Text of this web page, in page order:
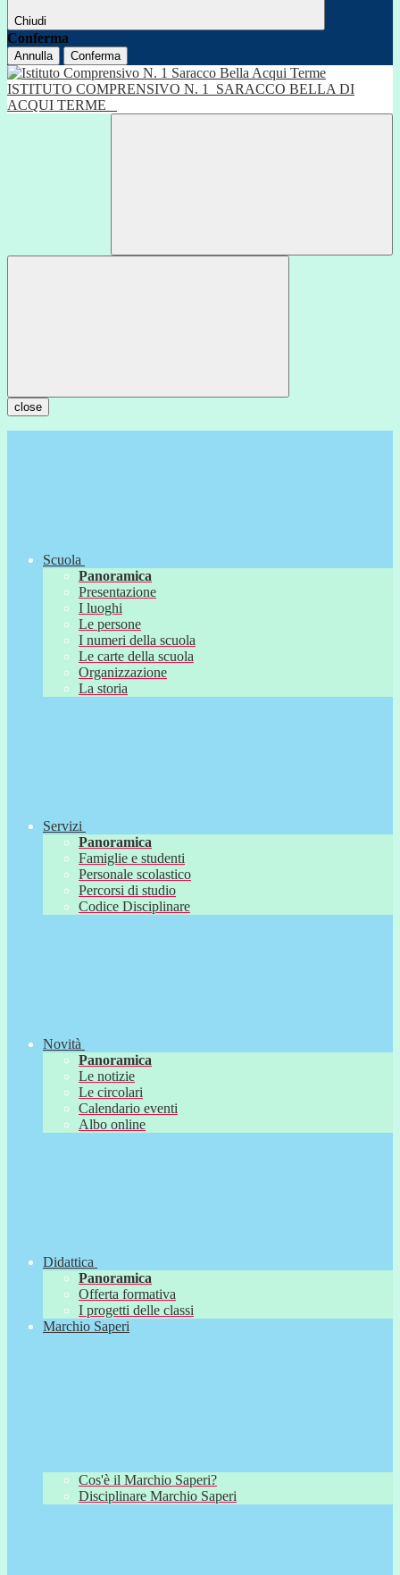
Chiudi
Conferma
Annulla Conferma
ISTITUTO COMPRENSIVO N. 1
SARACCO BELLA DI
ACQUI TERME
close
Scuola
Panoramica
Presentazione
I luoghi
Le persone
I numeri della scuola
Le carte della scuola
Organizzazione
La storia
Servizi
Panoramica
Famiglie e studenti
Personale scolastico
Percorsi di studio
Codice Disciplinare
Novità
Panoramica
Le notizie
Le circolari
Calendario eventi
Albo online
Didattica
Panoramica
Offerta formativa
I progetti delle classi
Marchio Saperi
Cos'è il Marchio Saperi?
Disciplinare Marchio Saperi